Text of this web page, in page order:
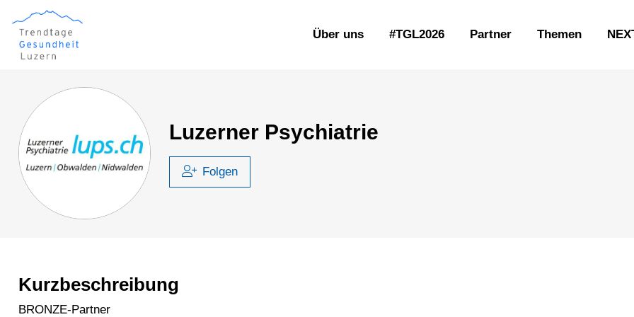
Über uns #TGL2026 Partner Themen
Luzerner Psychiatrie
Folgen
Kurzbeschreibung
BRONZE-Partner